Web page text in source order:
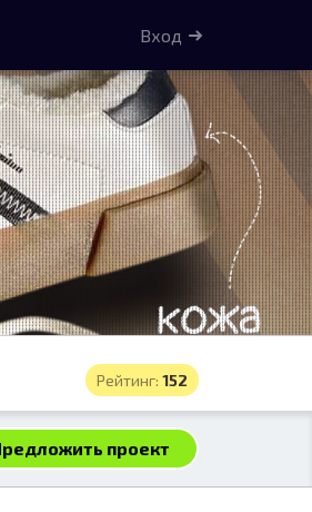
Рейтинг: 152
проект
Вход